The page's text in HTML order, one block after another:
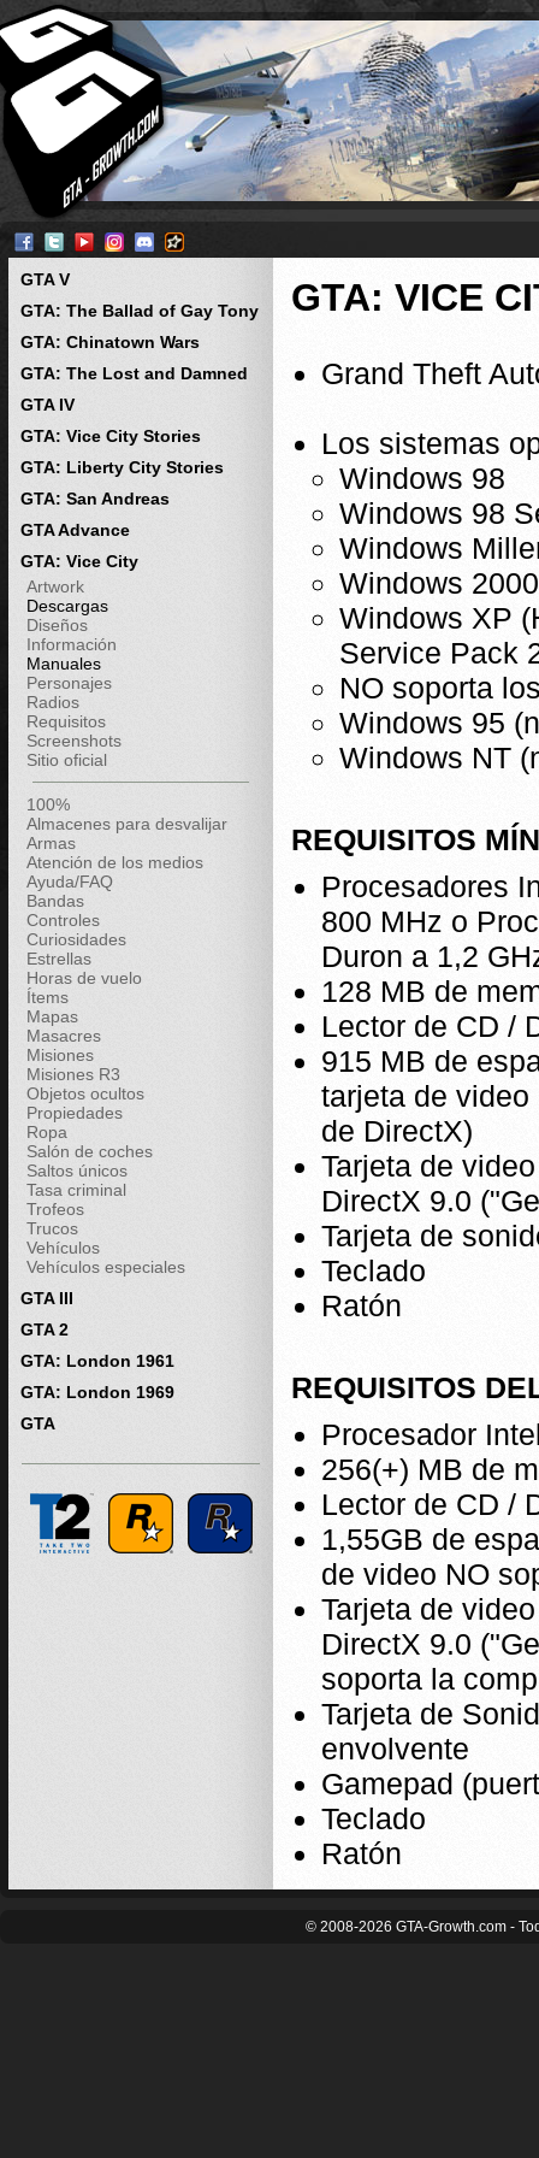
GTA V
GTA: The Ballad of Gay Tony
GTA: Chinatown Wars
GTA: The Lost and Damned
GTA IV
GTA: Vice City Stories
GTA: Liberty City Stories
GTA: San Andreas
GTA Advance
GTA: Vice City
Artwork
Descargas
Diseños
Información
Manuales
Personajes
Radios
Requisitos
Screenshots
Sitio oficial
100%
Almacenes para desvalijar
Armas
Atención de los medios
Ayuda/FAQ
Bandas
Controles
Curiosidades
Estrellas
Horas de vuelo
Ítems
Mapas
Masacres
Misiones
Misiones R3
Objetos ocultos
Propiedades
Ropa
Salón de coches
Saltos únicos
Tasa criminal
Trofeos
Trucos
Vehículos
Vehículos especiales
GTA III
GTA 2
GTA: London 1961
GTA: London 1969
GTA
GTA: VICE
Grand Theft
Los sistemas
Windows 98
Windows 98
Windows
Windows
Windows XP
Service Pack
NO soporta
Windows 95
Windows NT
REQUISITOS
Procesadores
800 MHz o
Duron a 1,2
128 MB de
Lector de CD /
915 MB de
tarjeta de
de DirectX)
Tarjeta de
DirectX 9.0
Tarjeta de
Teclado
Ratón
REQUISITOS
Procesador
256(+) MB de
Lector de CD /
1,55GB de
de video NO
Tarjeta de
DirectX 9.0
soporta la
Tarjeta de
envolvente
Gamepad
Teclado
Ratón
© 2008-2026 GTA-Growth.com -